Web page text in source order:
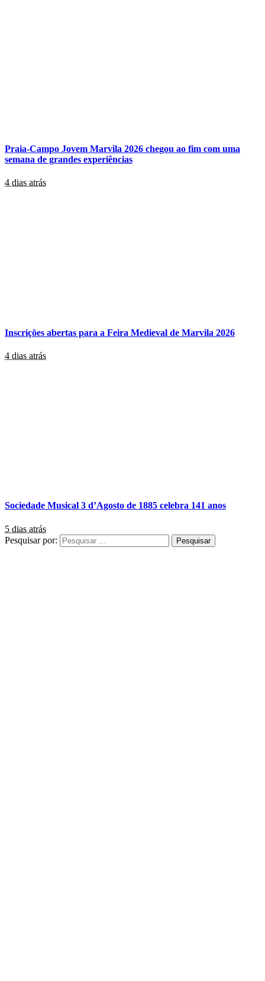
Praia-Campo Jovem Marvila 2026 chegou ao fim com uma
semana de grandes experiências
4 dias atrás
Inscrições abertas para a Feira Medieval de Marvila 2026
4 dias atrás
Sociedade Musical 3 d’Agosto de 1885 celebra 141 anos
5 dias atrás
Pesquisar por: